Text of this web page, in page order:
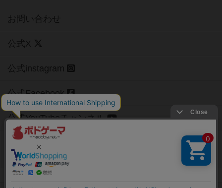
お問い合わせ
公式X
公式instagram
公式Facebook
公式YouTubeチャンネル